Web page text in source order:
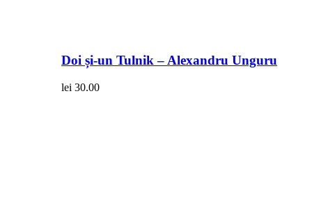
Doi și-un Tulnik – Alexandru Unguru
lei 30.00